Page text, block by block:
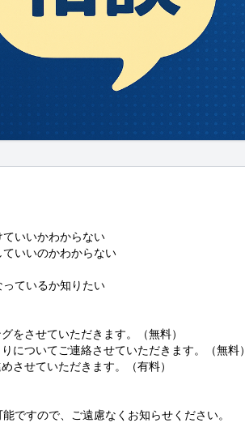
ていいかわからない
ていいのかわからない
っているか知りたい
をさせていただきます。（無料）
についてご連絡させていただきます。（無料）
させていただきます。（有料）
ですので、ご遠慮なくお知らせください。